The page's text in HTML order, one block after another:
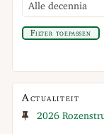
Alle decennia
Filter toepassen
Actualiteit
2026